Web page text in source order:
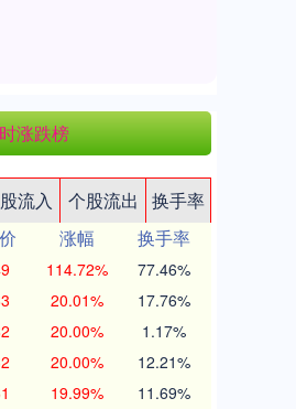
涨跌榜
流入 个股流出
换手率
涨幅
换手率
114.72% 77.46%
20.01% 17.76%
20.00% 1.17%
20.00% 12.21%
19.99% 11.69%